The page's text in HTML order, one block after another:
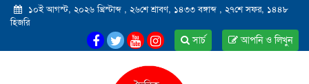
১০ই আগস্ট, ২০২৬ খ্রিস্টাব্দ , ২৬শে শ্রাবণ, ১৪৩৩ বঙ্গাব্দ , ২৭শে সফর, ১৪৪৮
হিজরি
আপনি ও লিখুন
সার্চ